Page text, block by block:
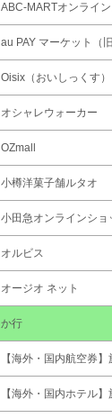
ABC-MARTオンライ
au PAY マーケット（
Oisix（おいしっくす）
オシャレウォーカー
OZmall
小樽洋菓子舗ルタオ
小田急オンラインショ
オルビス
オージオ ネット
か行
【海外・国内航空券
【海外・国内ホテル